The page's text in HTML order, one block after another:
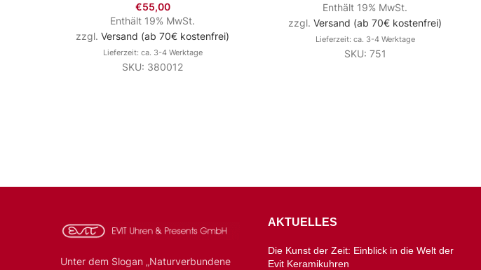
€55,00
Enthält 19% MwSt.
zzgl. Versand (ab 70€ kostenfrei)
Lieferzeit: ca. 3-4 Werktage
SKU: 380012
Enthält 19% MwSt.
zzgl. Versand (ab 70€ kostenfrei)
Lieferzeit: ca. 3-4 Werktage
SKU: 751
Unter dem Slogan „Naturverbundene
AKTUELLES
Die Kunst der Zeit: Einblick in die Welt der
Evit Keramikuhren